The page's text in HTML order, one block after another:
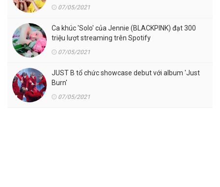
07/05/2021
Ca khúc 'Solo' của Jennie (BLACKPINK) đạt 300
triệu lượt streaming trên Spotify
07/05/2021
JUST B tổ chức showcase debut với album 'Just
Burn'
07/05/2021